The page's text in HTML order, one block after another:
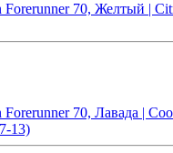
70, Желтый |
70, Лавада |
13)